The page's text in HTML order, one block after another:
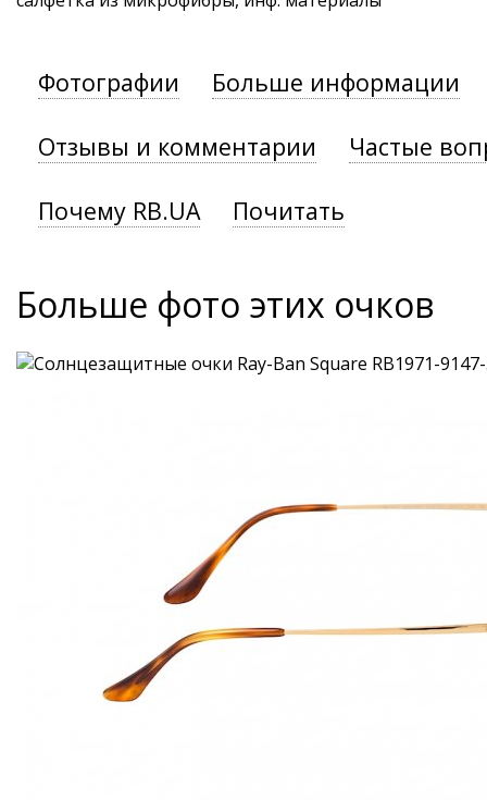
Фотографии Больше информации
Отзывы и комментарии Частые
Почему RB.UA Почитать
Больше фото этих очков